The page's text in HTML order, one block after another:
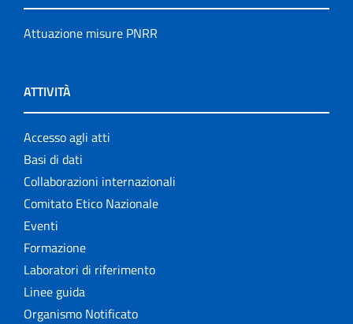
Attuazione misure PNRR
ATTIVITÀ
Accesso agli atti
Basi di dati
Collaborazioni internazionali
Comitato Etico Nazionale
Eventi
Formazione
Laboratori di riferimento
Linee guida
Organismo Notificato